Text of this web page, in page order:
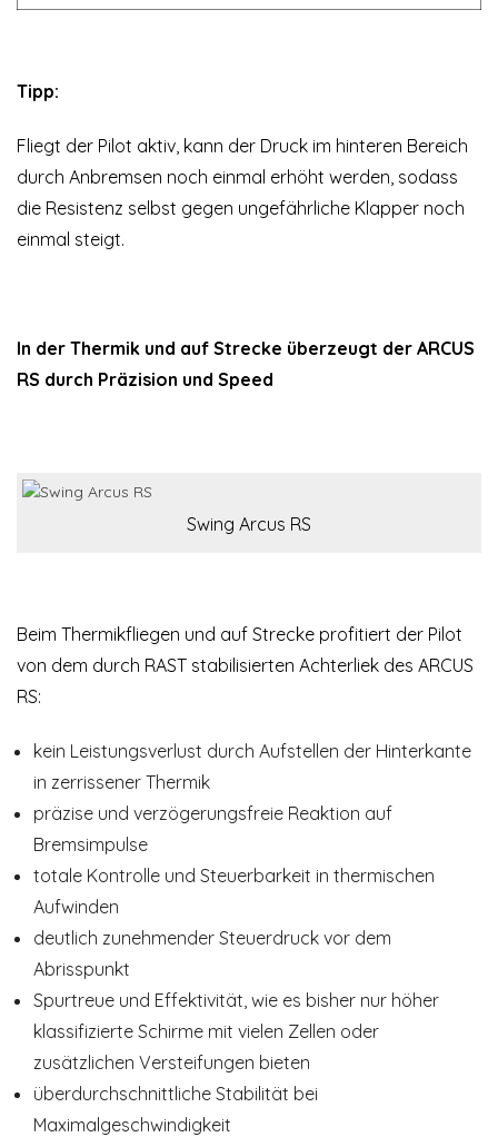
Tipp:
Fliegt der Pilot aktiv, kann der Druck im hinteren Bereich
durch Anbremsen noch einmal erhöht werden, sodass
die Resistenz selbst gegen ungefährliche Klapper noch
einmal steigt.
In der Thermik und auf Strecke überzeugt der ARCUS
RS durch Präzision und Speed
Swing Arcus RS
Beim Thermikfliegen und auf Strecke profitiert der Pilot
von dem durch RAST stabilisierten Achterliek des ARCUS
RS:
kein Leistungsverlust durch Aufstellen der Hinterkante
in zerrissener Thermik
präzise und verzögerungsfreie Reaktion auf
Bremsimpulse
totale Kontrolle und Steuerbarkeit in thermischen
Aufwinden
deutlich zunehmender Steuerdruck vor dem
Abrisspunkt
Spurtreue und Effektivität, wie es bisher nur höher
klassifizierte Schirme mit vielen Zellen oder
zusätzlichen Versteifungen bieten
überdurchschnittliche Stabilität bei
Maximalgeschwindigkeit